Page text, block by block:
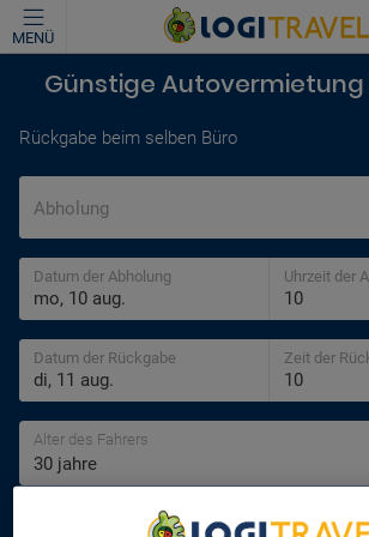
MENÜ
Günstige Autovermietung
Rückgabe beim selben Büro
Abholung
Datum der Abholung Uhrzeit der
Datum der Rückgabe Zeit der
Alter des Fahrers
30 jahre